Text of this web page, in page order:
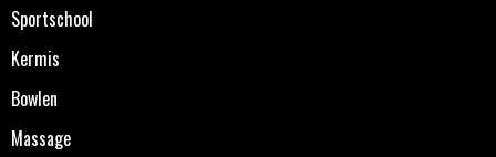
Sportschool
Kermis
Bowlen
Massage